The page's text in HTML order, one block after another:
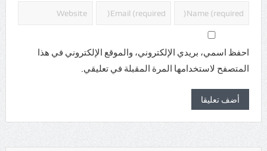
احفظ اسمي، بريدي الإلكتروني، والموقع الإلكتروني في هذا
المتصفح لاستخدامها المرة المقبلة في تعليقي.